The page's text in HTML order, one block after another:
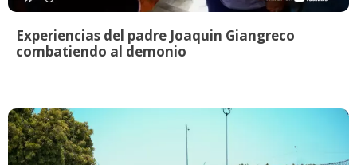
Experiencias del padre Joaquin Giangreco
combatiendo al demonio